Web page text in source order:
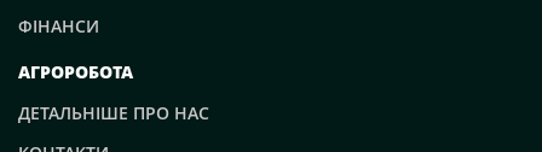
ФІНАНСИ
АГРОРОБОТА
ДЕТАЛЬНІШЕ ПРО НАС